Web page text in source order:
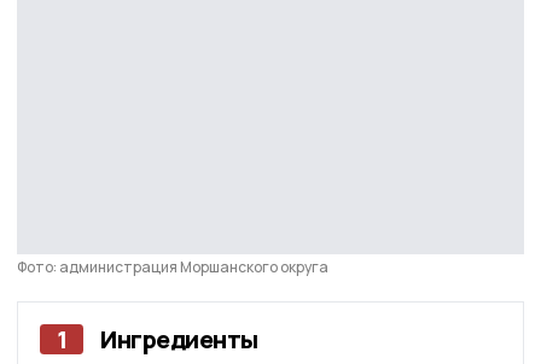
Фото: администрация Моршанского округа
1 Ингредиенты